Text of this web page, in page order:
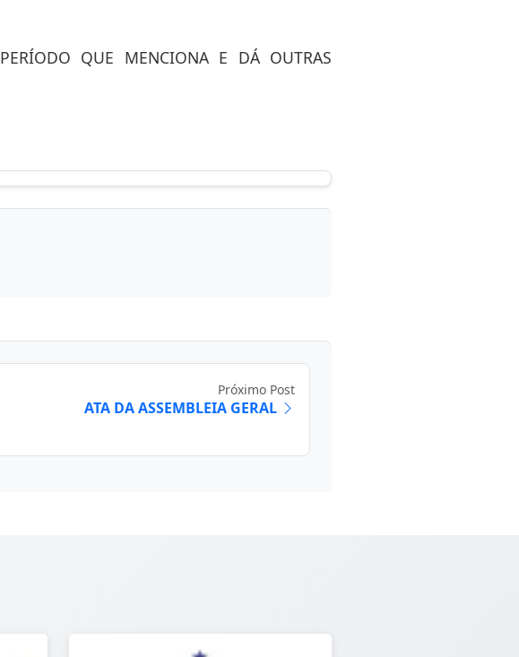
QUE MENCIONA E DÁ OUTRAS
Próximo Post
ATA DA ASSEMBLEIA GERAL